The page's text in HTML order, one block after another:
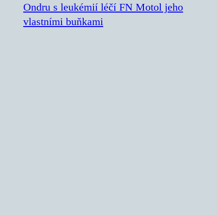
Ondru s leukémií léčí FN Motol jeho
vlastními buňkami